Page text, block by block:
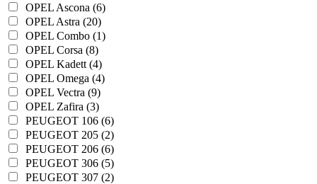
OPEL Ascona (6)
OPEL Astra (20)
OPEL Combo (1)
OPEL Corsa (8)
OPEL Kadett (4)
OPEL Omega (4)
OPEL Vectra (9)
OPEL Zafira (3)
PEUGEOT 106 (6)
PEUGEOT 205 (2)
PEUGEOT 206 (6)
PEUGEOT 306 (5)
PEUGEOT 307 (2)